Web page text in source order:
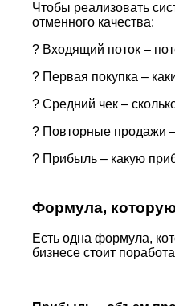
Чтобы реализовать
отменного качества:
? Входящий поток –
? Первая покупка –
? Средний чек –
? Повторные продажи
? Прибыль – какую
Формула, которую
Есть одна формула,
бизнесе стоит